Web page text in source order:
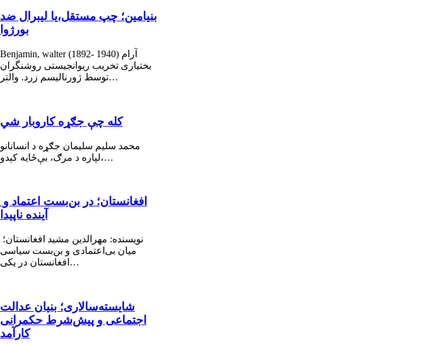
بنیامین؛ چپ مستقل،یا لیبرال ضد
بورژوا
Benjamin, walter (1892- 1940) آرام
بختیاری تخریب ریوانجیستی روشنگران
توسط ژورنالیسم زرد. والتر…
کله چې جګړه کاروبار شي
محمد سليم سليمان جګړه د انسانانو
لپاره د مرګ، بې‌ځایه کېدو،…
آینده ناپیدا
میان بی‌اعتمادی و بن‌بست سیاسی
افغانستان در یکی…
شایسته‌سالاری؛ بنیان عدالت
اجتماعی و پیش‌شرط حکمرانی
کارآمد